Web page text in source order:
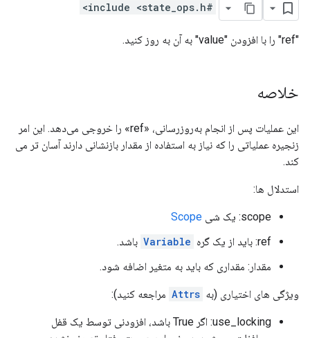
#include <state_ops.h>
"ref" را با افزودن "value" به آن به روز کنید.
خلاصه
این عملیات پس از انجام به‌روزرسانی، «ref» را خروجی می‌دهد. این امر
زنجیره عملیاتی را که نیاز به استفاده از مقدار بازنشانی دارند آسان تر می
کند.
استدلال ها:
scope: یک شی
Scope
ref: باید از یک گره
Variable باشد.
مقدار: مقداری که باید به متغیر اضافه شود.
ویژگی های اختیاری (به Attrs مراجعه کنید):
use_locking: اگر True باشد، افزودنی توسط یک قفل